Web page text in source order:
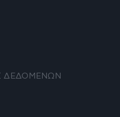
ΔΕΔΟΜΕΝΩΝ